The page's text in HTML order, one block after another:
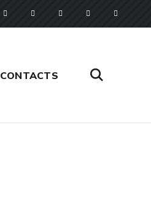
CONTACTS